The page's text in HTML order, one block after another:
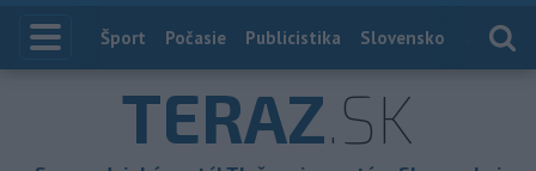
Index
Šport Počasie Publicistika Slovensko
TERAZ.SK